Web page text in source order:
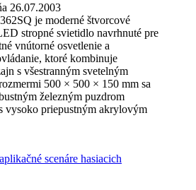
26.07.2003
je moderné štvorcové
stropné svietidlo navrhnuté pre
vnútorné osvetlenie a
ktoré kombinuje
s všestranným svetelným
500 × 500 × 150 mm sa
železným puzdrom
vysoko priepustným akrylovým